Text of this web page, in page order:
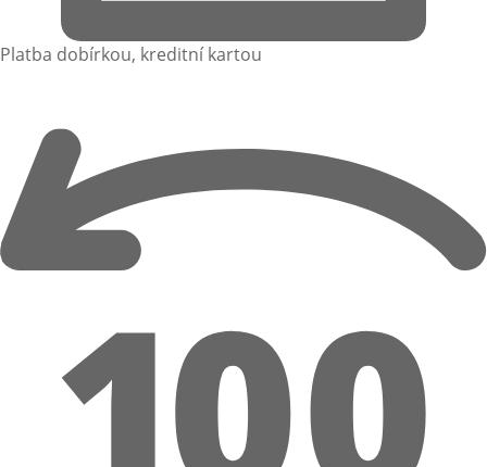
Platba dobírkou, kreditní kartou